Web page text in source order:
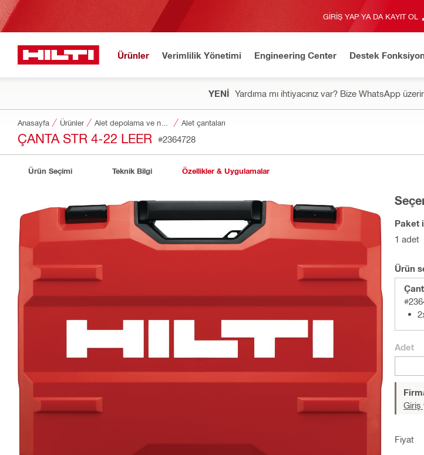
GIRIŞ YAP YA DA KAYIT OL
Ürünler Verimlilik Yönetimi Engineering Center Destek
YENİ Yardıma mı ihtiyacınız var? Bize WhatsApp
Anasayfa Ürünler Alet çantaları
ÇANTA STR 4-22 LEER #2364728
Ürün Seçimi Teknik Bilgi Özellikler & Uygulamalar
Paket
1 adet
Ürün
Adet
Giriş
Fiyat